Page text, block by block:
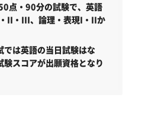
点・90分の試験で、英語
II・III、論理・表現I・IIか
では英語の当日試験はな
験スコアが出願資格となり